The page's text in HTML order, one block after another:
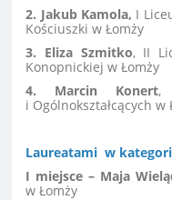
2. Jakub Kamola, I
Kościuszki w Łomży
3. Eliza Szmitko, II
Konopnickiej w Łomży
4. Marcin Konert,
i Ogólnokształcących w
Laureatami w
I miejsce – Maja
w Łomży